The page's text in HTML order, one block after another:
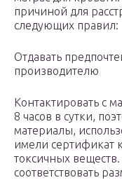
причиной для
следующих правил:
Отдавать
производителю
Контактировать с
8 часов в сутки,
материалы,
имели сертификат
токсичных
соответствовать